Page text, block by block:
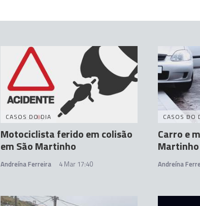
CASOS DO DIA
Motociclista ferido em colisão
em São Martinho
Andreína Ferreira 4 Mar 17:40
CASOS DO
Carro e
Martinho
Andreína